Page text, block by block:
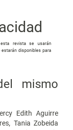
revista se usarán
disponibles para
mismo
Edith Aguirre
Tania Zobeida